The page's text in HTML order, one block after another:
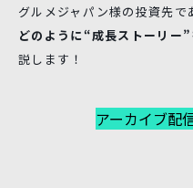
グルメジャパン様の投資先で
どのように“成長ストーリー
説します！
アーカイブ配